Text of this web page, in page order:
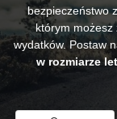
bezpieczeństwo
którym możesz
wydatków. Postaw
w rozmiarze